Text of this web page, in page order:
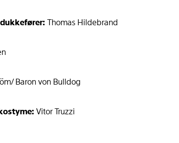
Thomas Hildebrand
Baron von Bulldog
Vitor Truzzi